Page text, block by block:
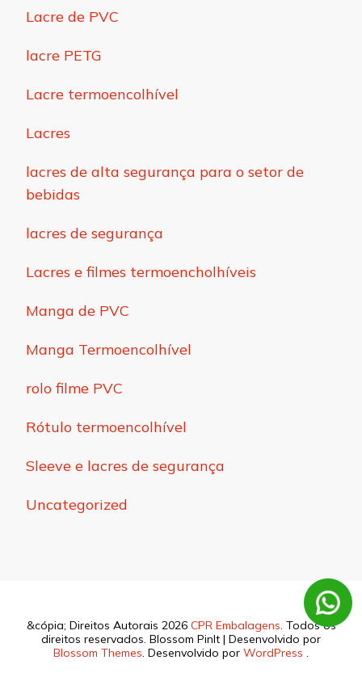
Lacre de PVC
lacre PETG
Lacre termoencolhível
Lacres
lacres de alta segurança para o setor de
bebidas
lacres de segurança
Lacres e filmes termoencholhíveis
Manga de PVC
Manga Termoencolhível
rolo filme PVC
Rótulo termoencolhível
Sleeve e lacres de segurança
Uncategorized
&cópia; Direitos Autorais 2026 CPR Embalagens. Todos os
direitos reservados. Blossom PinIt | Desenvolvido por
Blossom Themes. Desenvolvido por WordPress .